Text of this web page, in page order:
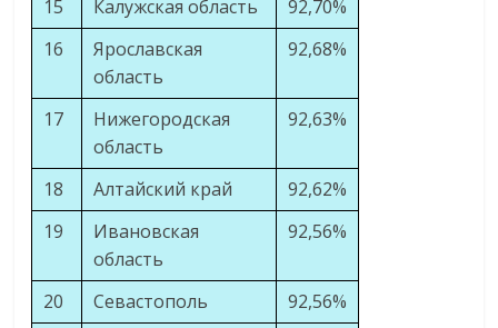
15 Калужская область
92,70%
16
Ярославская
область
92,68%
17
Нижегородская
область
92,63%
18 Алтайский край
92,62%
19
Ивановская
область
92,56%
20 Севастополь
92,56%